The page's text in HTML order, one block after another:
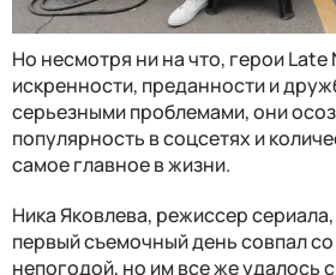
Но несмотря ни на что, герои
искренности, преданности и
серьезными проблемами, они
популярность в соцсетях и
самое главное в жизни.
Ника Яковлева, режиссер
первый съемочный день совпал
непогодой, но им все же удалось